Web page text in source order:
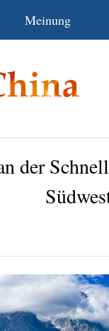
Meinung
der